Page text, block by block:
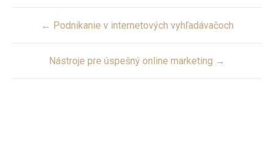
← Podnikanie v internetových vyhľadávačoch
Nástroje pre úspešný online marketing →